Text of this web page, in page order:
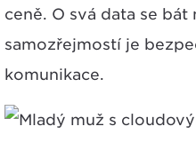
ceně. O svá data se bát
samozřejmostí je
komunikace.